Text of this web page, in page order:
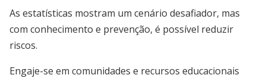
As estatísticas mostram um cenário desafiador, mas
com conhecimento e prevenção, é possível reduzir
riscos.
Engaje-se em comunidades e recursos educacionais